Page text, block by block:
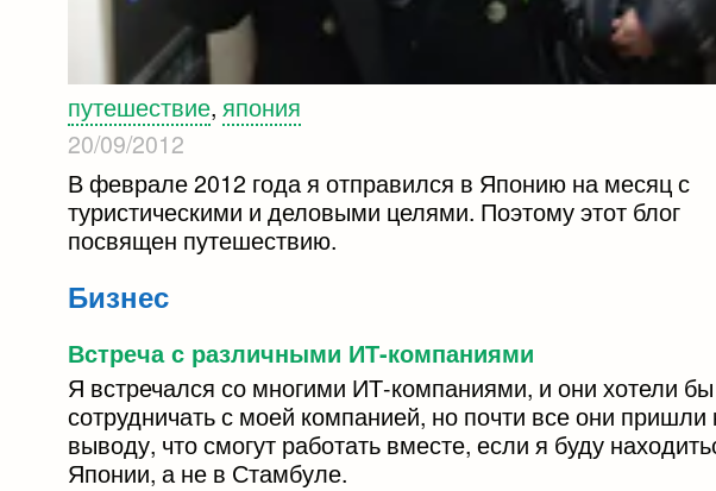
путешествие,япония
20/09/2012
В феврале 2012 года я отправился в Японию на месяц с
туристическими и деловыми целями. Поэтому этот блог
посвящен путешествию.
Бизнес
Встреча с различными ИТ-компаниями
Я встречался со многими ИТ-компаниями, и они хотели бы
сотрудничать с моей компанией, но почти все они пришли
выводу, что смогут работать вместе, если я буду
Японии, а не в Стамбуле.